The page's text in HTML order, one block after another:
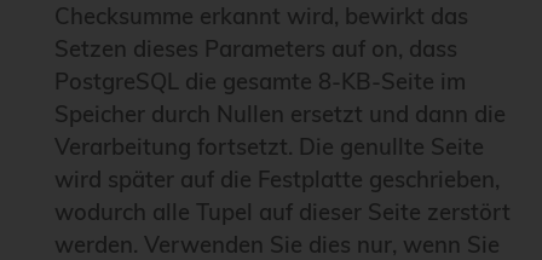
Checksumme erkannt wird, bewirkt das
Setzen dieses Parameters auf on, dass
PostgreSQL die gesamte 8-KB-Seite im
Speicher durch Nullen ersetzt und dann die
Verarbeitung fortsetzt. Die genullte Seite
wird später auf die Festplatte geschrieben,
wodurch alle Tupel auf dieser Seite zerstört
werden. Verwenden Sie dies nur, wenn Sie